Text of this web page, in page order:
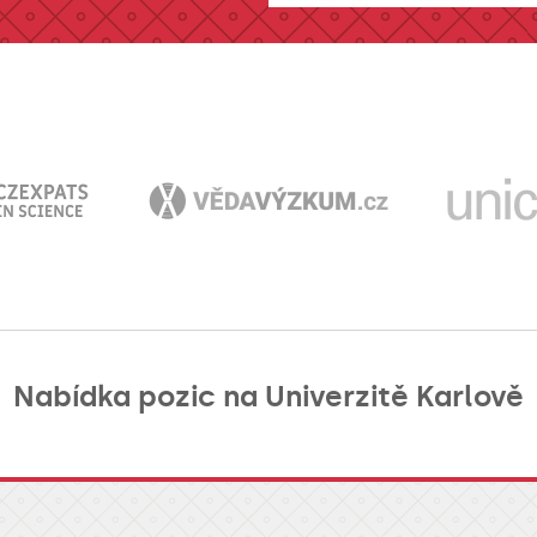
Nabídka pozic na Univerzitě Karlově